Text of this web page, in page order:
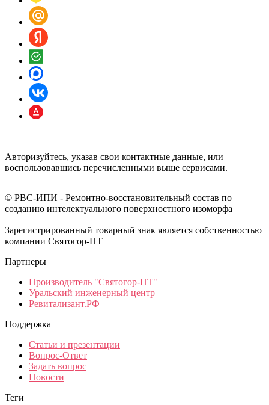
Авторизуйтесь, указав свои контактные данные, или
воспользовавшись перечисленными выше сервисами.
© РВС-ИПИ - Ремонтно-восстановительный состав по
созданию интелектуального поверхностного изоморфа
Зарегистрированный товарный знак является собственностью
компании Святогор-НТ
Партнеры
Производитель "Святогор-НТ"
Уральский инженерный центр
Ревитализант.РФ
Поддержка
Статьи и презентации
Вопрос-Ответ
Задать вопрос
Новости
Теги